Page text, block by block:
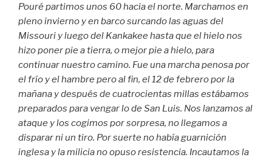
Pouré partimos unos 60 hacia el norte. Marchamos en
pleno invierno y en barco surcando las aguas del
Missouri y luego del Kankakee hasta que el hielo nos
hizo poner pie a tierra, o mejor pie a hielo, para
continuar nuestro camino. Fue una marcha penosa por
el frío y el hambre pero al fin, el 12 de febrero por la
mañana y después de cuatrocientas millas estábamos
preparados para vengar lo de San Luis. Nos lanzamos al
ataque y los cogimos por sorpresa, no llegamos a
disparar ni un tiro. Por suerte no había guarnición
inglesa y la milicia no opuso resistencia. Incautamos la